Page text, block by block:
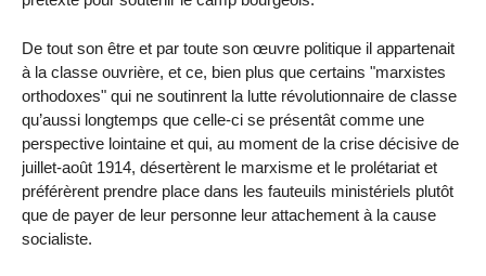
De tout son être et par toute son œuvre politique il appartenait
à la classe ouvrière, et ce, bien plus que certains "marxistes
orthodoxes" qui ne soutinrent la lutte révolutionnaire de classe
qu’aussi longtemps que celle-ci se présentât comme une
perspective lointaine et qui, au moment de la crise décisive de
juillet-août 1914, désertèrent le marxisme et le prolétariat et
préférèrent prendre place dans les fauteuils ministériels plutôt
que de payer de leur personne leur attachement à la cause
socialiste.